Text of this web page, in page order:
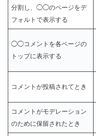
分割し、◯◯のページをデ
フォルトで表示する
◯◯コメントを各ページの
トップに表示する
コメントが投稿されてとき
コメントがモデレーション
のために保留されたとき